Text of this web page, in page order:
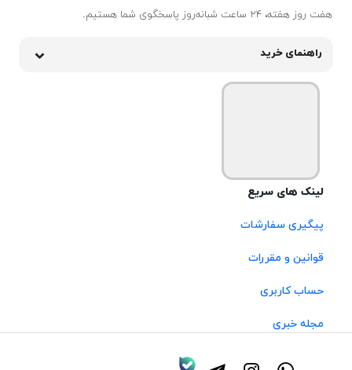
هفت روز هفته، ۲۴ ساعت شبانه‌روز پاسخگوی شما هستیم.
راهنمای خرید
لینک های سریع
پیگیری سفارشات
قوانین و مقررات
حساب کاربری
مجله خبری